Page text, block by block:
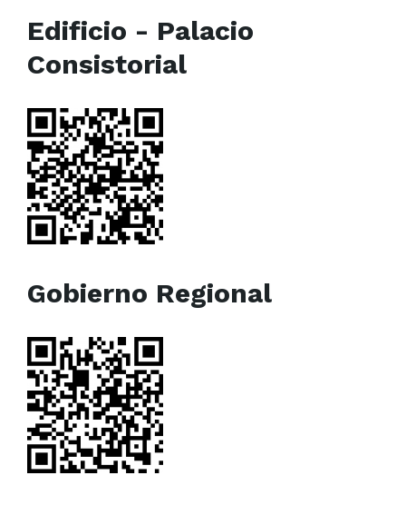
Edificio - Palacio
Consistorial
Gobierno Regional